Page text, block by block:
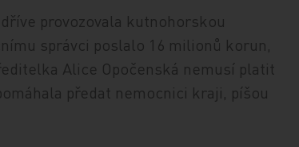
provozovala kutnohorskou
správci poslalo 16 milionů korun,
Alice Opočenská nemusí platit
předat nemocnici kraji, píšou